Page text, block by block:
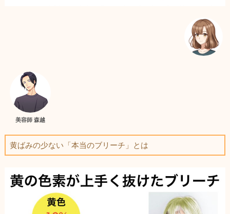
美容師 森越
黄ばみの少ない「本当のブリーチ」とは